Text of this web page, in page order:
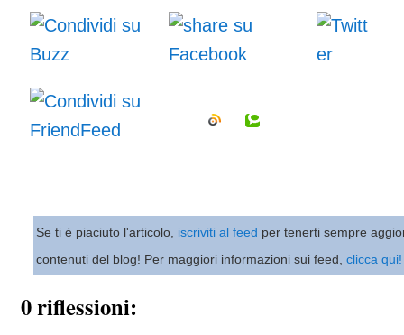
Se ti è piaciuto l'articolo, iscriviti al feed per tenerti sempre
contenuti del blog! Per maggiori informazioni sui feed, clicca qui!
0 riflessioni: